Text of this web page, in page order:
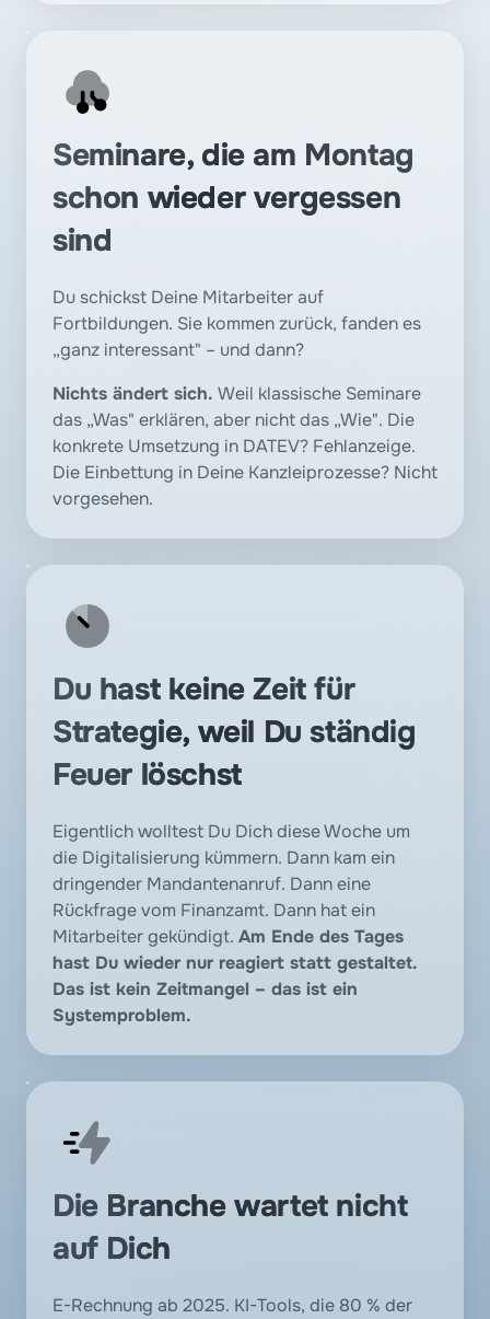
Seminare, die am Montag
schon wieder vergessen
sind
Du schickst Deine Mitarbeiter auf
Fortbildungen. Sie kommen zurück, fanden es
„ganz interessant" – und dann?
Nichts ändert sich. Weil klassische Seminare
das „Was" erklären, aber nicht das „Wie". Die
konkrete Umsetzung in DATEV? Fehlanzeige.
Die Einbettung in Deine Kanzleiprozesse? Nicht
vorgesehen.
Du hast keine Zeit für
Strategie, weil Du ständig
Feuer löschst
Eigentlich wolltest Du Dich diese Woche um
die Digitalisierung kümmern. Dann kam ein
dringender Mandantenanruf. Dann eine
Rückfrage vom Finanzamt. Dann hat ein
Mitarbeiter gekündigt. Am Ende des Tages
hast Du wieder nur reagiert statt gestaltet.
Das ist kein Zeitmangel – das ist ein
Systemproblem.
Die Branche wartet nicht
auf Dich
E-Rechnung ab 2025. KI-Tools, die 80 % der